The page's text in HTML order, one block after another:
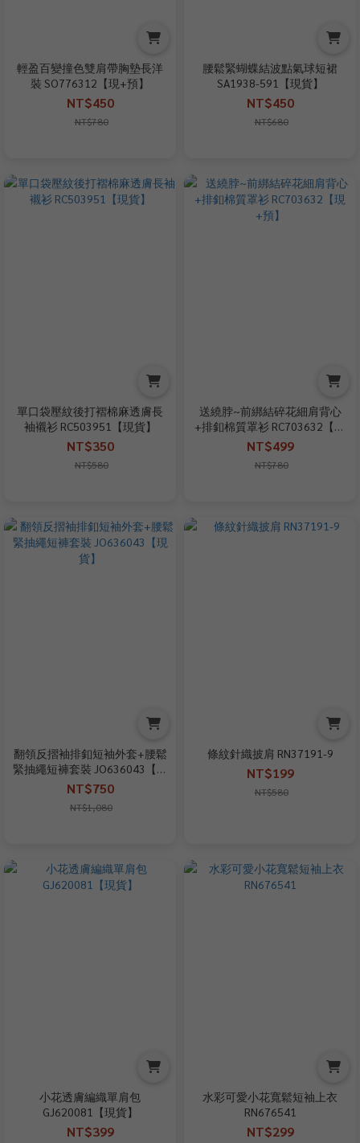
輕盈百變撞色雙肩帶胸墊長洋
裝 SO776312【現+預】
NT$450
NT$780
腰鬆緊蝴蝶結波點氣球短裙
SA1938-591【現貨】
NT$450
NT$680
單口袋壓紋後打褶棉麻透膚長
袖襯衫 RC503951【現貨】
NT$350
NT$580
送繞脖~前綁結碎花細肩背心
+排釦棉質罩衫 RC703632【現
+預】
NT$499
NT$780
翻領反摺袖排釦短袖外套+腰鬆
緊抽繩短褲套裝 JO636043【現
貨】
NT$750
NT$1,080
條紋針織披肩 RN37191-9
NT$199
NT$580
小花透膚編織單肩包
GJ620081【現貨】
NT$399
水彩可愛小花寬鬆短袖上衣
RN676541
NT$299